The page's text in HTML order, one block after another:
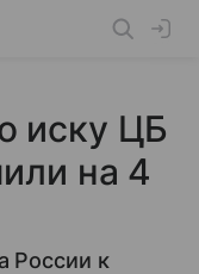
иску ЦБ
на 4
России к